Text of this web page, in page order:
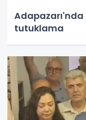
tutuklama